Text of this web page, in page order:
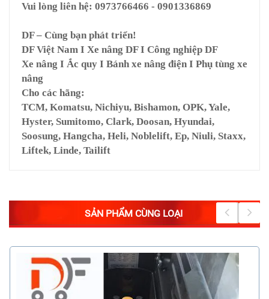
Vui lòng liên hệ: 0973766466 - 0901336869
DF – Cùng bạn phát triển!
DF Việt Nam I Xe nâng DF I Công nghiệp DF
Xe nâng I Ắc quy I Bánh xe nâng điện I Phụ tùng xe
nâng
Cho các hãng:
TCM, Komatsu, Nichiyu, Bishamon, OPK, Yale,
Hyster, Sumitomo, Clark, Doosan, Hyundai,
Soosung, Hangcha, Heli, Noblelift, Ep, Niuli, Staxx,
Liftek, Linde, Tailift
SẢN PHẨM CÙNG LOẠI